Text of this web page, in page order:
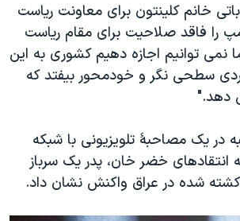
خانم کلینتون برای معاونت ریاست
را فاقد صلاحیت برای مقام ریاست
نمی توانیم اجازه دهیم کشوری به این
سطحی نگر و خودمحور بیفتد که
دهد."
در یک مصاحبۀ تلویزیونی با شبکه
خضر خان، پدر یک سرباز
شده در عراق واکنش نشان داد.